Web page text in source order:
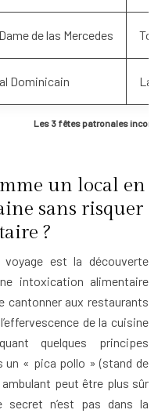
Les 3 fêtes patronales
de las Mercedes
Dominicain La
un local en
sans risquer
?
voyage est la découverte
intoxication alimentaire
cantonner aux restaurants
de la cuisine
quelques principes
un « pica pollo » (stand de
peut être plus sûr
secret n’est pas dans la